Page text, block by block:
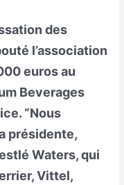
des
l’association
euros au
Beverages
“Nous
présidente,
Waters, qui
Vittel,